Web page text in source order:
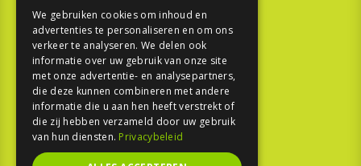
TESTEN
SPORT
REPORTAGE
TOUREN
NIEUWSBRIEF
We gebruiken cookies om inhoud en
advertenties te personaliseren en om ons
verkeer te analyseren. We delen ook
informatie over uw gebruik van onze site
met onze advertentie- en analysepartners,
die deze kunnen combineren met andere
informatie die u aan hen heeft verstrekt of
die zij hebben verzameld door uw gebruik
van hun diensten. Privacybeleid